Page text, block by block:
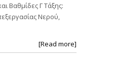
Βαθμίδες Γ Τάξης:
Νερού,
[Read more]